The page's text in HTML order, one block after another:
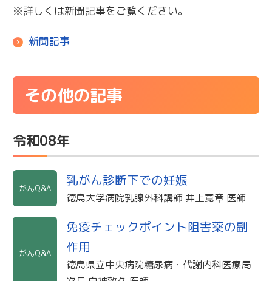
※詳しくは新聞記事をご覧ください。
新聞記事
その他の記事
令和08年
がんQ&A 乳がん診断下での妊娠
徳島大学病院乳腺外科講師 井上寛章 医師
がんQ&A
免疫チェックポイント阻害薬の副
作用
徳島県立中央病院糖尿病・代謝内科医療局